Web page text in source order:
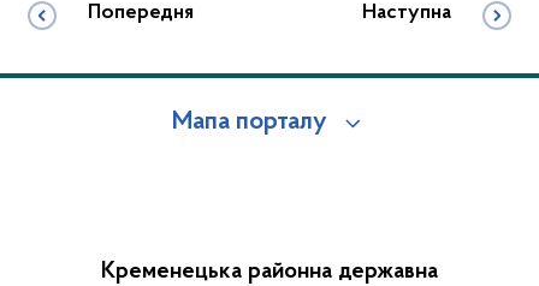
Попередня Наступна
Мапа порталу
Кременецька районна державна